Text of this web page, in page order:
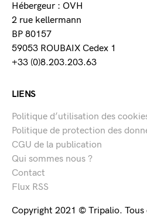
Hébergeur : OVH
2 rue kellermann
BP 80157
59053 ROUBAIX Cedex 1
+33 (0)8.203.203.63
LIENS
Politique d’utilisation des
Politique de protection des
CGU de la publication
Qui sommes nous ?
Contact
Flux RSS
Copyright 2021 © Tripalio. Tous